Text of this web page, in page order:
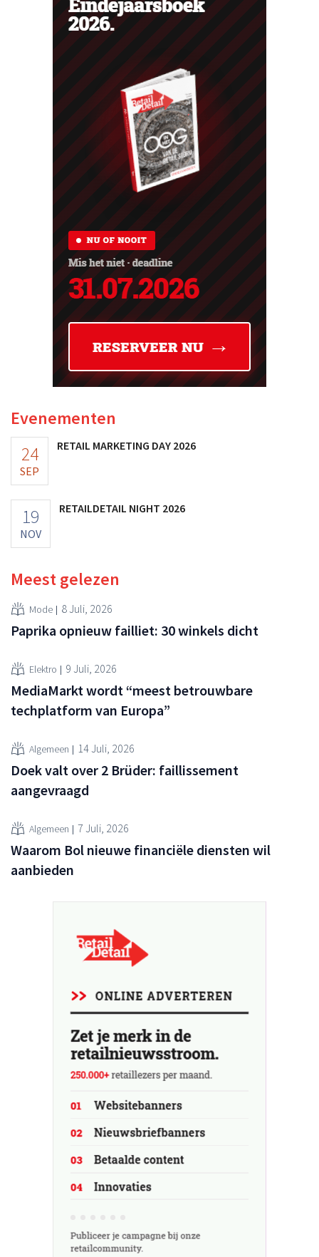
Evenementen
24
SEP
RETAIL MARKETING DAY 2026
19
NOV
RETAILDETAIL NIGHT 2026
Meest gelezen
Mode 8 Juli, 2026
Paprika opnieuw failliet: 30 winkels dicht
Elektro 9 Juli, 2026
MediaMarkt wordt “meest betrouwbare
techplatform van Europa”
Algemeen 14 Juli, 2026
Doek valt over 2 Brüder: faillissement
aangevraagd
Algemeen 7 Juli, 2026
Waarom Bol nieuwe financiële diensten wil
aanbieden